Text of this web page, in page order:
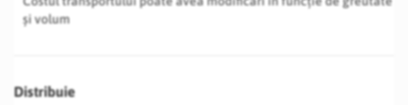
și volum
Distribuie